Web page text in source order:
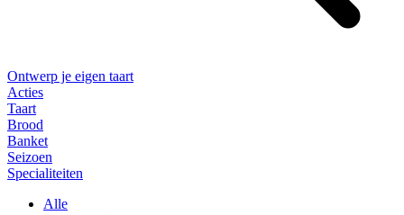
Ontwerp je eigen taart
Acties
Taart
Brood
Banket
Seizoen
Specialiteiten
Alle